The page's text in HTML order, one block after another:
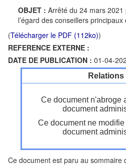
OBJET : Arrêté du 24 mars
l’égard des conseillers
(Télécharger le PDF (112ko))
REFERENCE EXTERNE :
DATE DE PUBLICATION : 01-04-
Ce document n'abroge
document
Ce document ne
document
Ce document est paru au sommaire